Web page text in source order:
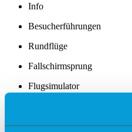
Info
Besucherführungen
Rundflüge
Fallschirmsprung
Flugsimulator
Unser Service